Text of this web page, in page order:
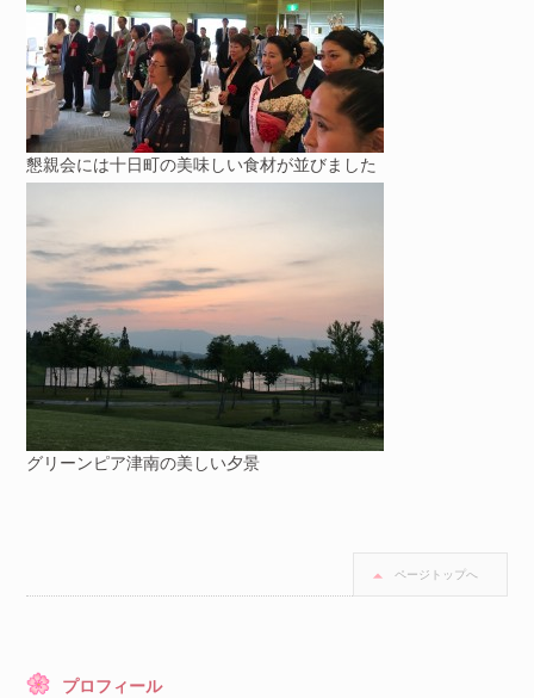
懇親会には十日町の美味しい食材が並びました
グリーンピア津南の美しい夕景
ページトップへ
プロフィール